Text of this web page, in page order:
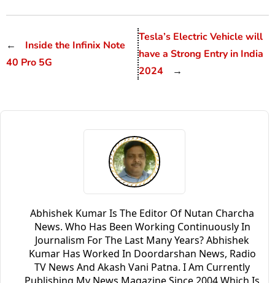
←
Inside the Infinix Note
40 Pro 5G
Tesla’s Electric Vehicle will
have a Strong Entry in India
2024
→
Abhishek Kumar Is The Editor Of Nutan Charcha
News. Who Has Been Working Continuously In
Journalism For The Last Many Years? Abhishek
Kumar Has Worked In Doordarshan News, Radio
TV News And Akash Vani Patna. I Am Currently